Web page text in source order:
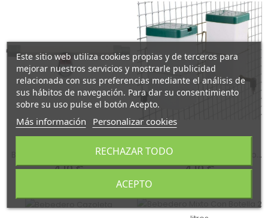
Bebedero Logis Tubo Rígido
4,10 €
Bebedero Con Chupete Y Botella
4,10 €
Este sitio web utiliza cookies propias y de terceros para
mejorar nuestros servicios y mostrarle publicidad
relacionada con sus preferencias mediante el análisis de
sus hábitos de navegación. Para dar su consentimiento
sobre su uso pulse el botón Acepto.
Más información Personalizar cookies
RECHAZAR TODO
ACEPTO